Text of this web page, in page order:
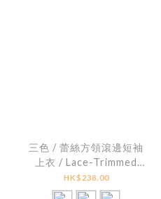
三色 / 蕾絲方領滾邊短袖
上衣 / Lace-Trimmed
Square Neck Ribbed
Top
HK$238.00